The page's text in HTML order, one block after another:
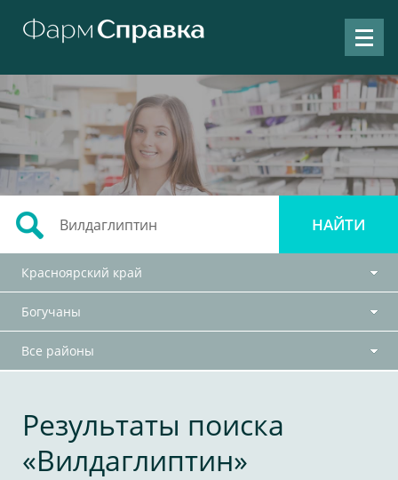
Красноярский край
Богучаны
Все районы
Результаты поиска
«Вилдаглиптин»